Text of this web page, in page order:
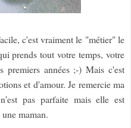
c'est vraiment le "métier" le
prends tout votre temps, votre
premiers années ;-) Mais c'est
et d'amour. Je remercie ma
pas parfaite mais elle est
maman.